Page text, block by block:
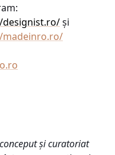
și
madeinro.ro/
și curatoriat